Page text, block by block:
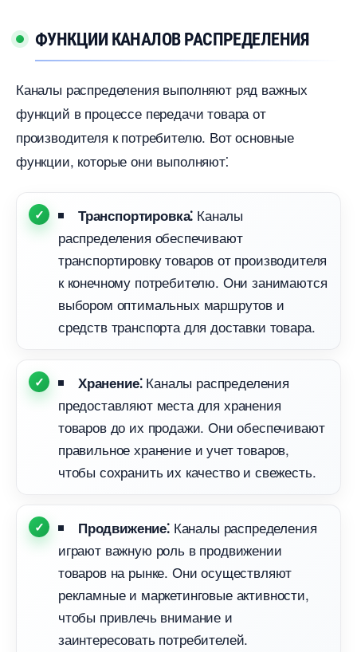
ФУНКЦИИ КАНАЛОВ РАСПРЕДЕЛЕНИЯ
Каналы распределения выполняют ряд важных
функций в процессе передачи товара от
производителя к потребителю.​ Вот основные
функции, которые они выполняют⁚
Транспортировка⁚ Каналы
распределения обеспечивают
транспортировку товаров от производителя
к конечному потребителю.​ Они занимаются
ыбором оптимальных маршрутов и
средств транспорта для доставки товара.​
Хранение⁚Каналы распределения
предоставляют места для хранения
товаров до их продажи.​ Они обеспечивают
правильное хранение и учет товаров,
чтобы сохранить их качество и свежесть.​
Продвижение⁚Каналы распределения
играют важную роль в продвижении
товаров на рынке.​ Они осуществляют
рекламные и маркетинговые активности,
чтобы привлечь внимание и
заинтересовать потребителей.​